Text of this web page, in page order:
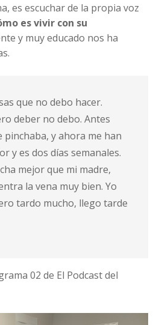
es escuchar de la propia voz
es vivir con su
y muy educado nos ha
que no debo hacer.
deber no debo. Antes
pinchaba, y ahora me han
y es dos días semanales.
mejor que mi madre,
la vena muy bien. Yo
tardo mucho, llego tarde
02 de El Podcast del